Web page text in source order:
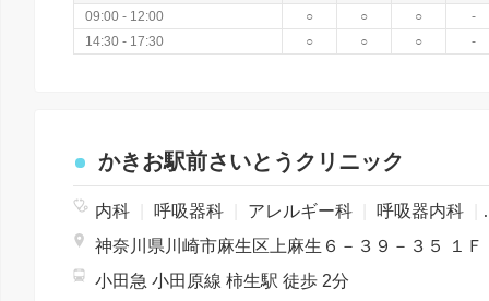
09:00 - 12:00
○ ○ ○
-
14:30 - 17:30
○ ○ ○ -
かきお駅前さいとうクリニック
内科 呼吸器科 アレルギー科 呼吸器内科
神奈川県川崎市麻生区上麻生６－３９－３５ １Ｆ
小田急 小田原線 柿生駅 徒歩 2分